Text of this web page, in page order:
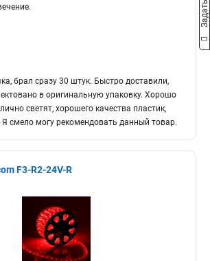
брал сразу 30 штук. Быстро доставили,
в оригинальную упаковку. Хорошо
светят, хорошего качества пластик,
Я смело могу рекомендовать данный товар.
F3-R2-24V-R